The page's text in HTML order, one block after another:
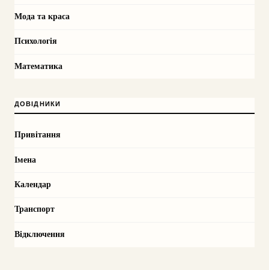
Мода та краса
Психологія
Математика
ДОВІДНИКИ
Привітання
Імена
Календар
Транспорт
Відключення